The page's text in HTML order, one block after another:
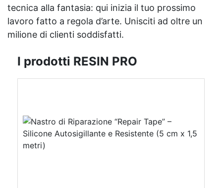
tecnica alla fantasia: qui inizia il tuo prossimo
lavoro fatto a regola d’arte. Unisciti ad oltre un
milione di clienti soddisfatti.
I prodotti RESIN PRO